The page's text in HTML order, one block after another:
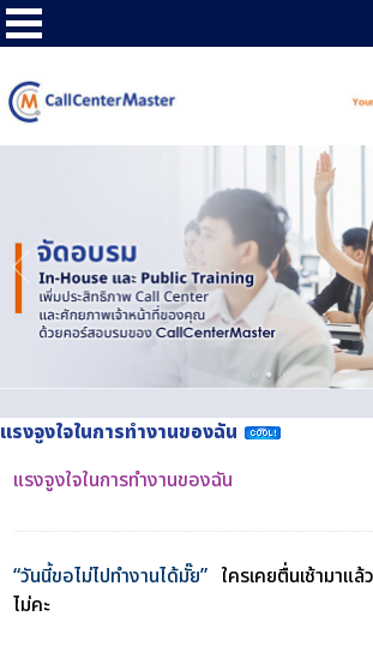
แรงจูงใจในการทำงานของฉัน
แรงจูงใจในการทำงานของฉัน
“วันนี้ขอไม่ไปทำงานได้มั๊ย” ใครเคยตื่นเช้ามาแ
ไม่คะ